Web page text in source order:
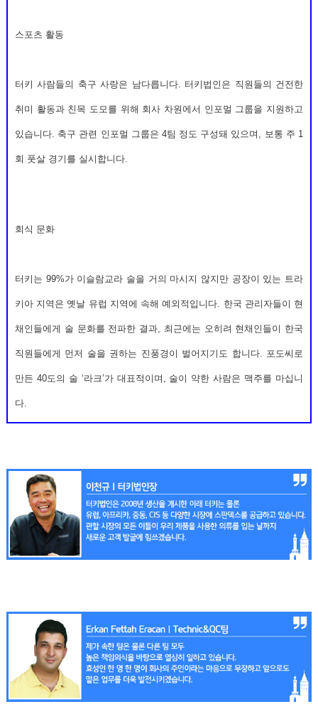
스포츠 활동
터키 사람들의 축구 사랑은 남다릅니다. 터키법인은 직원들의 건전한
취미 활동과 친목 도모를 위해 회사 차원에서 인포멀 그룹을 지원하고
있습니다. 축구 관련 인포멀 그룹은 4팀 정도 구성돼 있으며, 보통 주 1
회 풋살 경기를 실시합니다.
회식 문화
터키는 99%가 이슬람교라 술을 거의 마시지 않지만 공장이 있는 트라
키아 지역은 옛날 유럽 지역에 속해 예외적입니다. 한국 관리자들이 현
채인들에게 술 문화를 전파한 결과, 최근에는 오히려 현채인들이 한국
직원들에게 먼저 술을 권하는 진풍경이 벌어지기도 합니다. 포도씨로
만든 40도의 술 ‘라크’가 대표적이며, 술이 약한 사람은 맥주를 마십니
다.